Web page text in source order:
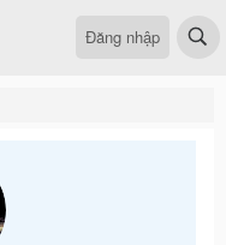
Đăng nhập